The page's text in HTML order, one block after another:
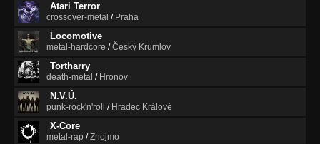
Atari Terror
crossover-metal / Praha
Locomotive
metal-hardcore /Český Krumlov
Tortharry
death-metal / Hronov
N.V.Ú.
punk-rock'n'roll / Hradec Králové
X-Core
metal-rap /Znojmo